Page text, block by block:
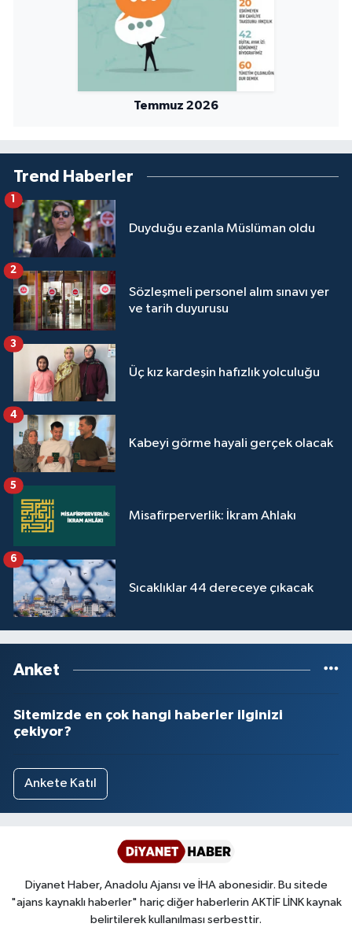
Temmuz 2026
Trend Haberler
Duyduğu ezanla Müslüman oldu
1
Sözleşmeli personel alım sınavı yer
ve tarih duyurusu
2
Üç kız kardeşin hafızlık yolculuğu
3
Kabeyi görme hayali gerçek olacak
4
Misafirperverlik: İkram Ahlakı
5
Sıcaklıklar 44 dereceye çıkacak
6
Anket
Sitemizde en çok hangi haberler ilginizi
çekiyor?
Ankete Katıl
Diyanet Haber, Anadolu Ajansı ve İHA abonesidir. Bu sitede
"ajans kaynaklı haberler" hariç diğer haberlerin AKTİF LİNK kaynak
belirtilerek kullanılması serbesttir.